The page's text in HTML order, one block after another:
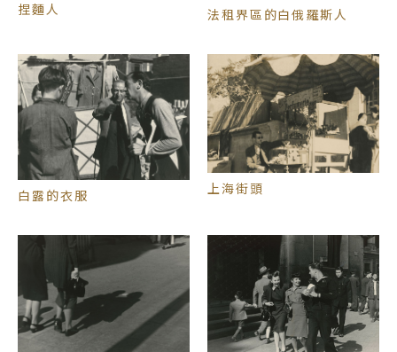
賣香水的男士衣著卻又頗有派頭。
跡，指出〈白俄羅斯社區配鑰匙招牌〉、〈法租界區
的白俄羅斯人〉兩張照片的拍攝地點應是虹口區舟山
路和霍山路交界處，當時是猶太人聚居區，並非作品
名稱標示的法租界區。
二戰期間，有3萬多名歐洲的猶太難民來到上海，其
中2.5萬人在此生活到二戰結束，形成獨立的猶太社
區，有些建築保留至今並改為上海猶太難民博物館，
紀念這段歷史。
註1：黃翰荻，〈「張才訪問記」始末〉，《張
才》，臺北市立美術館出版，2010年，頁242。
註2：外僑數據引自：熊月之等選編，《上海的外國
人：1842-1949》，上海古籍出版社，2003年。
捏麵人 法租界區的白俄羅斯人
白露的衣服 上海街頭